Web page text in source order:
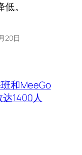
。
20日
和MeeGo
1400人